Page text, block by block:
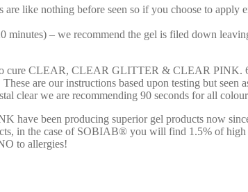
like nothing before seen so if you choose to apply
– we recommend the gel is filed down
cure CLEAR, CLEAR GLITTER & CLEAR PINK.
are our instructions based upon testing but seen
clear we are recommending 90 seconds for all
have been producing superior gel products now
in the case of SOBIAB® you will find 1.5% of
to allergies!